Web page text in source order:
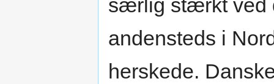
særlig stærkt ved
andensteds i
herskede.